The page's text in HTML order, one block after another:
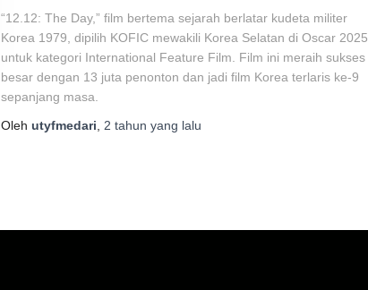
“12.12: The Day,” film bertema sejarah berlatar kudeta militer
Korea 1979, dipilih KOFIC mewakili Korea Selatan di Oscar 2025
untuk kategori International Feature Film. Film ini meraih sukses
besar dengan 13 juta penonton dan jadi film Korea terlaris ke-9
sepanjang masa.
Oleh utyfmedari 2 tahun yang lalu